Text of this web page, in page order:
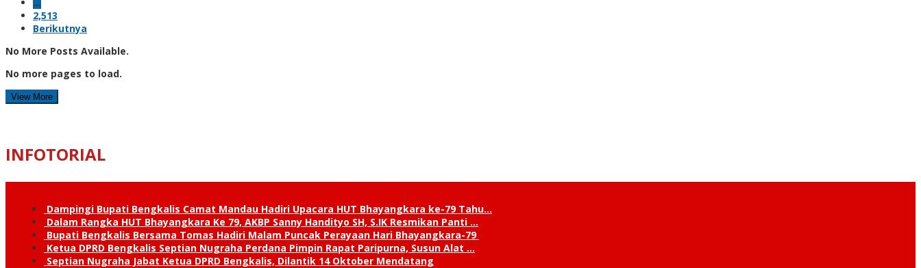
2,513
Berikutnya
No More Posts Available.
No more pages to load.
View More
INFOTORIAL
Dampingi Bupati Bengkalis Camat Mandau Hadiri Upacara HUT Bhayangkara ke-79 Tahu…
Dalam Rangka HUT Bhayangkara Ke 79, AKBP Sanny Handityo SH, S.IK Resmikan Panti …
Bupati Bengkalis Bersama Tomas Hadiri Malam Puncak Perayaan Hari Bhayangkara-79
Ketua DPRD Bengkalis Septian Nugraha Perdana Pimpin Rapat Paripurna, Susun Alat …
Septian Nugraha Jabat Ketua DPRD Bengkalis, Dilantik 14 Oktober Mendatang